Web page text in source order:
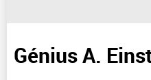
Génius A.